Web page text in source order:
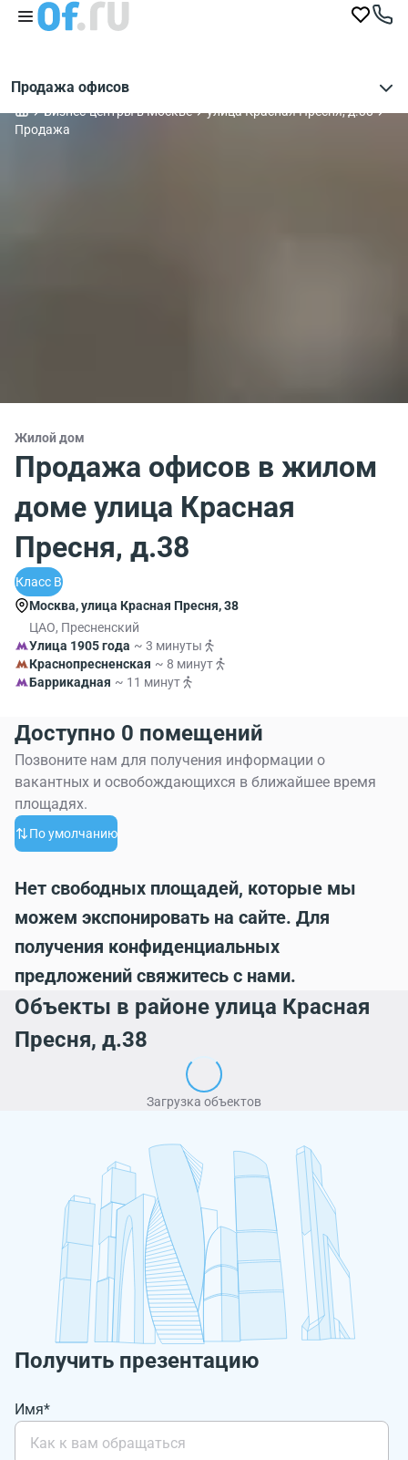
Продажа офисов
Бизнес-центры в Москве
улица Красная Пресня, д.38
Продажа
Жилой дом
Продажа офисов в жилом
доме улица Красная
Пресня, д.38
Класс B
Москва, улица Красная Пресня, 38
ЦАО, Пресненский
Улица 1905 года ~ 3 минуты
Краснопресненская ~ 8 минут
Баррикадная ~ 11 минут
Доступно 0 помещений
Позвоните нам для получения информации о
вакантных и освобождающихся в ближайшее время
площадях.
По умолчанию
Нет свободных площадей, которые мы
можем экспонировать на сайте. Для
получения конфиденциальных
предложений свяжитесь с нами.
Объекты в районе улица Красная
Пресня, д.38
Загрузка объектов
Получить презентацию
Имя*